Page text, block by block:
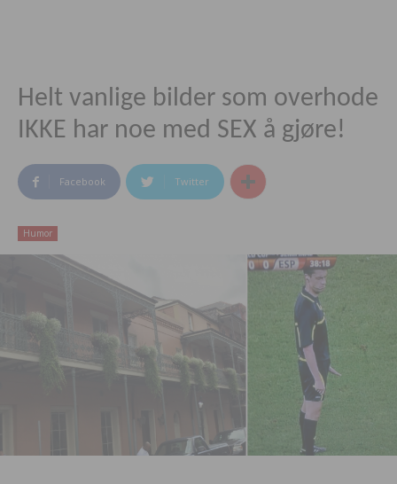
Helt vanlige bilder som overhode
IKKE har noe med SEX å gjøre!
Facebook Twitter
Humor